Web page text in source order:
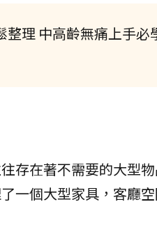
理 中高齡無痛上手必
存在著不需要的大型
一個大型家具，客廳